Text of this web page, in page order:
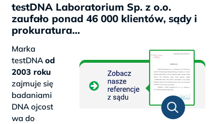
testDNA Laboratorium Sp. z o.o.
zaufało ponad 46 000 klientów, sądy i
prokuratura…
Marka
testDNAod
2003 roku
zajmuje się
badaniami
DNA ojcost
wa do